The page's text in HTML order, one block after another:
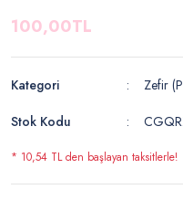
100,00TL
Kategori
Zefir
Stok Kodu
* 10,54 TL den başlayan taksitlerle!